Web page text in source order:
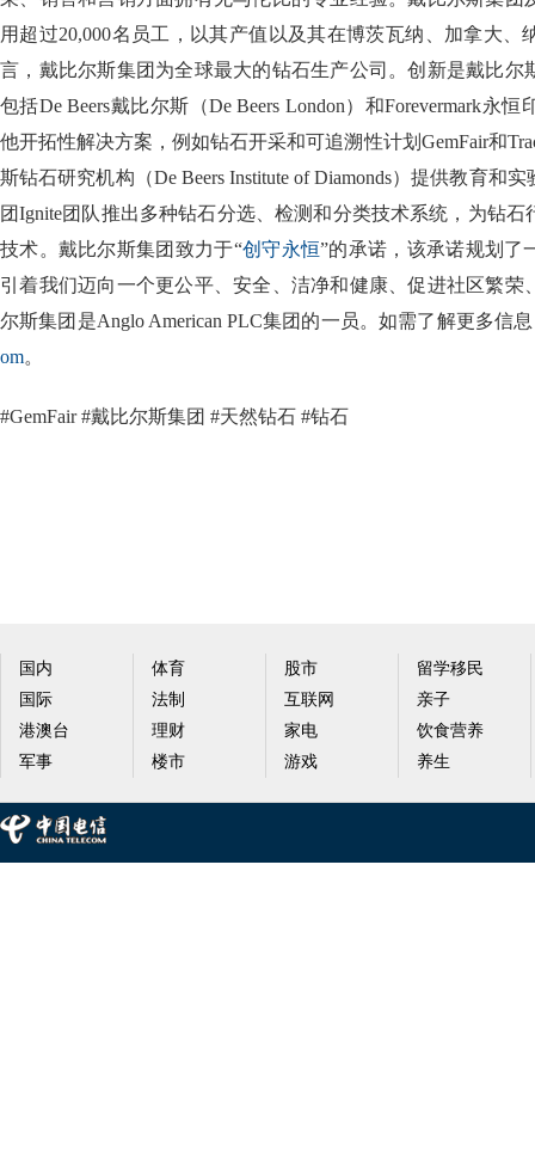
用超过20,000名员工，以其产值以及其在博茨瓦纳、加拿大、
言，戴比尔斯集团为全球最大的钻石生产公司。创新是戴比尔
包括De Beers戴比尔斯（De Beers London）和Forevermark永
他开拓性解决方案，例如钻石开采和可追溯性计划GemFair和
斯钻石研究机构（De Beers Institute of Diamonds）提供教育和
团Ignite团队推出多种钻石分选、检测和分类技术系统，为钻
技术。戴比尔斯集团致力于“创守永恒”的承诺，该承诺规划了
引着我们迈向一个更公平、安全、洁净和健康、促进社区繁荣
尔斯集团是Anglo American PLC集团的一员。如需了解更多信
om。
#GemFair #戴比尔斯集团 #天然钻石 #钻石
国内
国际
港澳台
军事
体育
法制
理财
楼市
股市
互联网
家电
游戏
留学移民
亲子
饮食营养
养生